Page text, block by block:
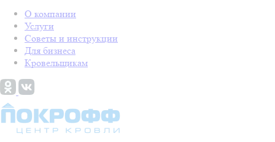
О компании
Услуги
Советы и инструкции
Для бизнеса
Кровельщикам